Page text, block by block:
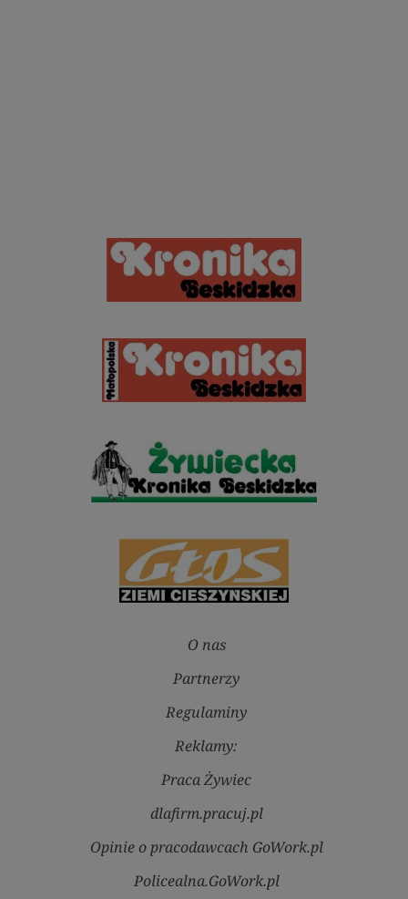
O nas
Partnerzy
Regulaminy
Reklamy:
Praca Żywiec
dlafirm.pracuj.pl
Opinie o pracodawcach GoWork.pl
Policealna.GoWork.pl